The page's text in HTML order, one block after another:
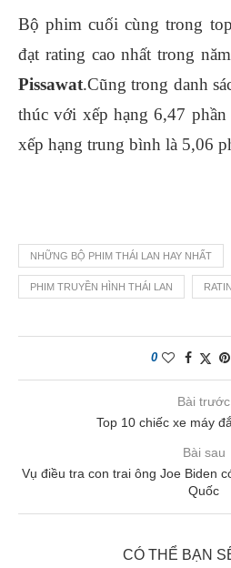
Bộ phim cuối cùng trong
đạt rating cao nhất trong
Pissawat.Cũng trong danh
thúc với xếp hạng 6,47
xếp hạng trung bình là 5,06
NHỮNG BỘ PHIM THÁI LAN HAY NHẤT
PHIM TRUYỀN HÌNH THÁI LAN
0
Bài trước
Top 10 chiếc xe máy
Bài sau
Vụ điều tra con trai ông Joe Biden
Quốc
CÓ THỂ BẠN